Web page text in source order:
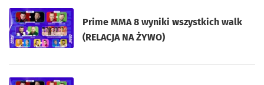
Prime MMA 8 wyniki wszystkich walk
(RELACJA NA ŻYWO)